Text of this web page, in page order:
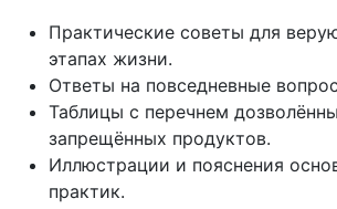
Практические советы для
этапах жизни.
Ответы на повседневные
Таблицы с перечнем
запрещённых продуктов.
Иллюстрации и пояснения
практик.